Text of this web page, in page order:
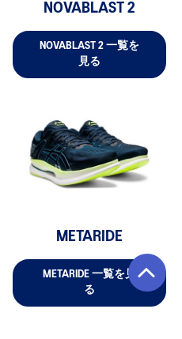
NOVABLAST 2
NOVABLAST 2 一覧を
見る
METARIDE
METARIDE 一覧を見
る